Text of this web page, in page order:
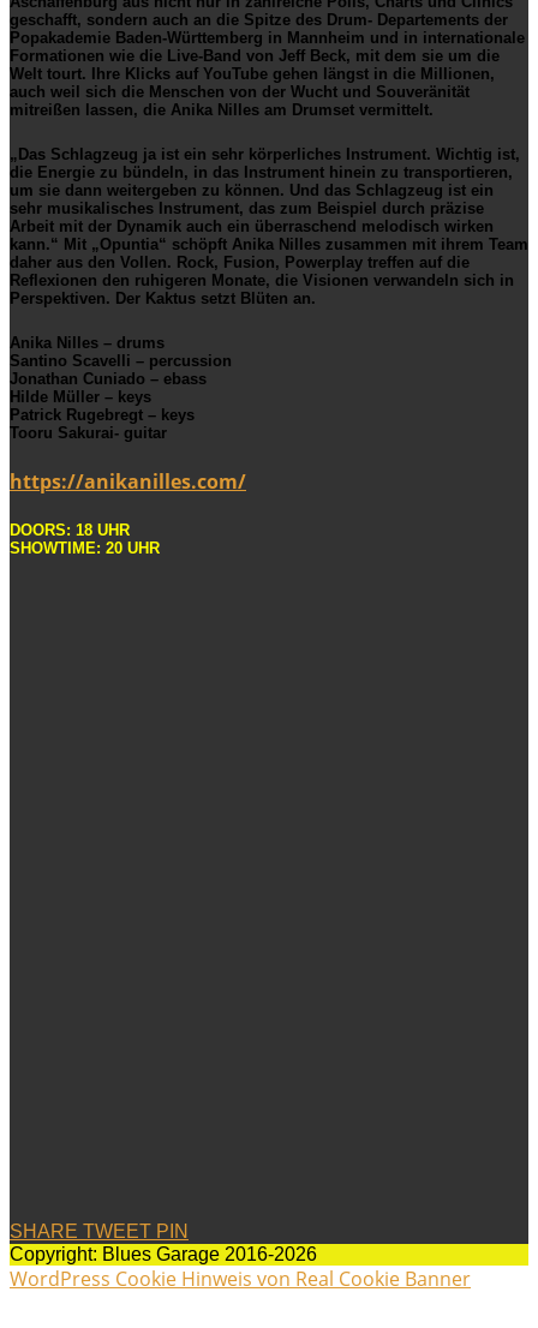
geschafft, sondern auch an die Spitze des Drum- Departements der
Popakademie Baden-Württemberg in Mannheim und in internationale
Formationen wie die Live-Band von Jeff Beck, mit dem sie um die
Welt tourt. Ihre Klicks auf YouTube gehen längst in die Millionen,
auch weil sich die Menschen von der Wucht und Souveränität
mitreißen lassen, die Anika Nilles am Drumset vermittelt.
„Das Schlagzeug ja ist ein sehr körperliches Instrument. Wichtig ist,
die Energie zu bündeln, in das Instrument hinein zu transportieren,
um sie dann weitergeben zu können. Und das Schlagzeug ist ein
sehr musikalisches Instrument, das zum Beispiel durch präzise
Arbeit mit der Dynamik auch ein überraschend melodisch wirken
kann.“ Mit „Opuntia“ schöpft Anika Nilles zusammen mit ihrem Team
daher aus den Vollen. Rock, Fusion, Powerplay treffen auf die
Reflexionen den ruhigeren Monate, die Visionen verwandeln sich in
Perspektiven. Der Kaktus setzt Blüten an.
Anika Nilles – drums
Santino Scavelli – percussion
Jonathan Cuniado – ebass
Hilde Müller – keys
Patrick Rugebregt – keys
Tooru Sakurai- guitar
https://anikanilles.com/
DOORS: 18 UHR
SHOWTIME: 20 UHR
SHARE TWEET PIN
Copyright: Blues Garage 2016-2026
WordPress Cookie Hinweis von Real Cookie Banner